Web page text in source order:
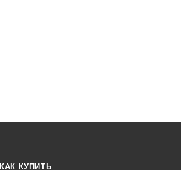
КАК КУПИТЬ